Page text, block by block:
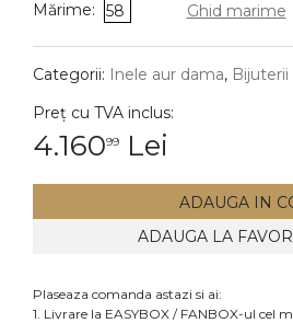
DIAMANTE
Cercei
Accesorii
Mărime: 58 Ghid marime
Categorii: Inele aur dama,
Preț cu TVA inclus:
4.16099 Lei
ADAUGA IN
ADAUGA LA
Plaseaza comanda astazi si ai:
1. Livrare la EASYBOX / FANBOX-ul cel